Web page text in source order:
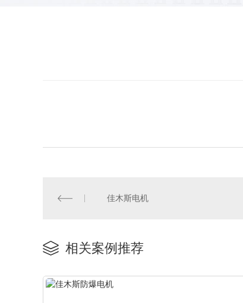
佳木斯电机
相关案例推荐